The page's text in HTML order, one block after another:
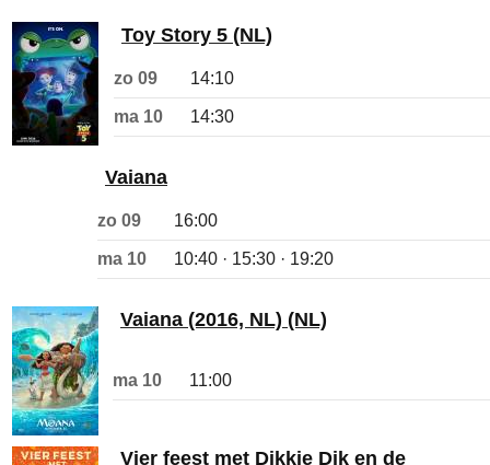
Toy Story 5 (NL)
zo 09 14:10
ma 10 14:30
Vaiana
zo 09 16:00
ma 10 10:40 · 15:30 · 19:20
Vaiana (2016, NL) (NL)
ma 10 11:00
Vier feest met Dikkie Dik en de